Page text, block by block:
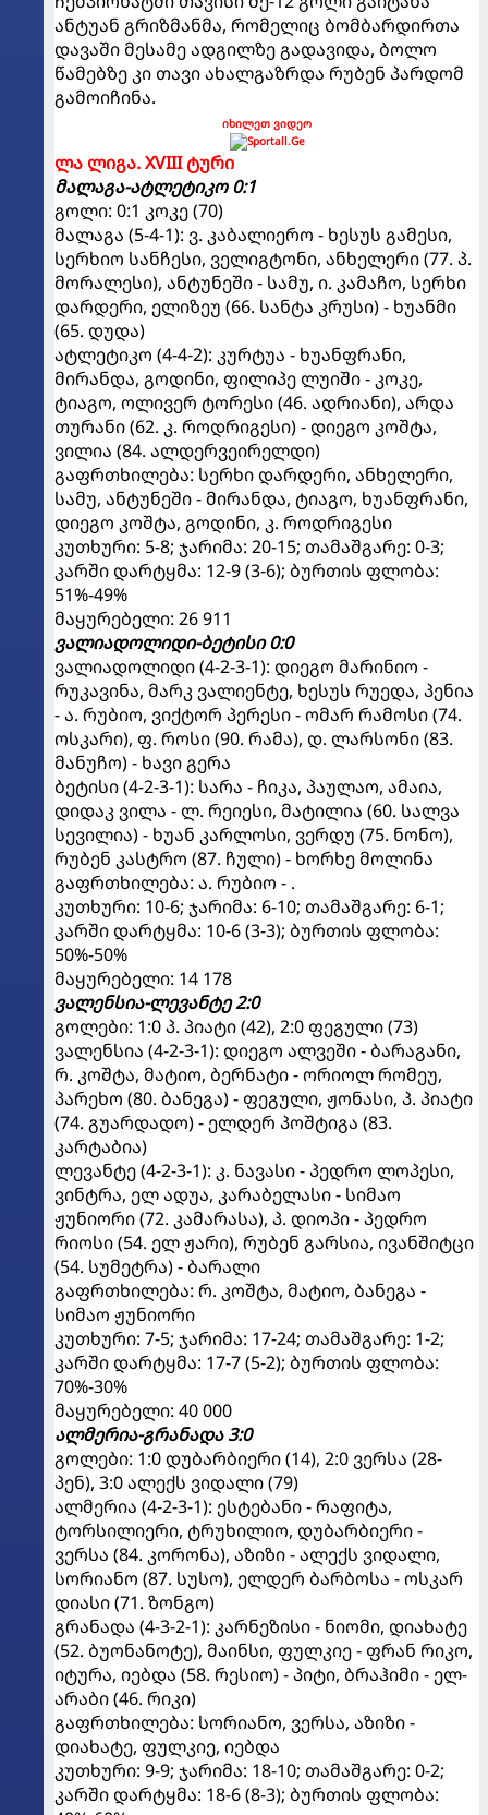
ანტუან გრიზმანმა, რომელიც ბომბარდირთა
დავაში მესამე ადგილზე გადავიდა, ბოლო
წამებზე კი თავი ახალგაზრდა რუბენ პარდომ
გამოიჩინა.
იხილეთ ვიდეო
ლა ლიგა. XVIII ტური
მალაგა-ატლეტიკო 0:1
გოლი: 0:1 კოკე (70)
მალაგა (5-4-1): ვ. კაბალიერო - ხესუს გამესი,
სერხიო სანჩესი, ველიგტონი, ანხელერი (77. პ.
მორალესი), ანტუნეში - სამუ, ი. კამაჩო, სერხი
დარდერი, ელიზეუ (66. სანტა კრუსი) - ხუანმი
(65. დუდა)
ატლეტიკო (4-4-2): კურტუა - ხუანფრანი,
მირანდა, გოდინი, ფილიპე ლუიში - კოკე,
ტიაგო, ოლივერ ტორესი (46. ადრიანი), არდა
თურანი (62. კ. როდრიგესი) - დიეგო კოშტა,
ვილია (84. ალდერვეირელდი)
გაფრთხილება: სერხი დარდერი, ანხელერი,
სამუ, ანტუნეში - მირანდა, ტიაგო, ხუანფრანი,
დიეგო კოშტა, გოდინი, კ. როდრიგესი
კუთხური: 5-8; ჯარიმა: 20-15; თამაშგარე: 0-3;
კარში დარტყმა: 12-9 (3-6); ბურთის ფლობა:
51%-49%
მაყურებელი: 26 911
ვალიადოლიდი-ბეტისი 0:0
ვალიადოლიდი (4-2-3-1): დიეგო მარინიო -
რუკავინა, მარკ ვალიენტე, ხესუს რუედა, პენია
- ა. რუბიო, ვიქტორ პერესი - ომარ რამოსი (74.
ოსკარი), ფ. როსი (90. რამა), დ. ლარსონი (83.
მანუჩო) - ხავი გერა
ბეტისი (4-2-3-1): სარა - ჩიკა, პაულაო, ამაია,
დიდაკ ვილა - ლ. რეიესი, მატილია (60. სალვა
სევილია) - ხუან კარლოსი, ვერდუ (75. ნონო),
რუბენ კასტრო (87. ჩული) - ხორხე მოლინა
გაფრთხილება: ა. რუბიო - .
კუთხური: 10-6; ჯარიმა: 6-10; თამაშგარე: 6-1;
კარში დარტყმა: 10-6 (3-3); ბურთის ფლობა:
50%-50%
მაყურებელი: 14 178
ვალენსია-ლევანტე 2:0
გოლები: 1:0 პ. პიატი (42), 2:0 ფეგული (73)
ვალენსია (4-2-3-1): დიეგო ალვეში - ბარაგანი,
რ. კოშტა, მატიო, ბერნატი - ორიოლ რომეუ,
პარეხო (80. ბანეგა) - ფეგული, ჟონასი, პ. პიატი
(74. გუარდადო) - ელდერ პოშტიგა (83.
კარტაბია)
ლევანტე (4-2-3-1): კ. ნავასი - პედრო ლოპესი,
ვინტრა, ელ ადუა, კარაბელასი - სიმაო
ჟუნიორი (72. კამარასა), პ. დიოპი - პედრო
რიოსი (54. ელ ჟარი), რუბენ გარსია, ივანშიტცი
(54. სუმეტრა) - ბარალი
გაფრთხილება: რ. კოშტა, მატიო, ბანეგა -
სიმაო ჟუნიორი
კუთხური: 7-5; ჯარიმა: 17-24; თამაშგარე: 1-2;
კარში დარტყმა: 17-7 (5-2); ბურთის ფლობა:
70%-30%
მაყურებელი: 40 000
ალმერია-გრანადა 3:0
გოლები: 1:0 დუბარბიერი (14), 2:0 ვერსა (28-
პენ), 3:0 ალექს ვიდალი (79)
ალმერია (4-2-3-1): ესტებანი - რაფიტა,
ტორსილიერი, ტრუხილიო, დუბარბიერი -
ვერსა (84. კორონა), აზიზი - ალექს ვიდალი,
სორიანო (87. სუსო), ელდერ ბარბოსა - ოსკარ
დიასი (71. ზონგო)
გრანადა (4-3-2-1): კარნეზისი - ნიომი, დიახატე
(52. ბუონანოტე), მაინსი, ფულკიე - ფრან რიკო,
იტურა, იებდა (58. რესიო) - პიტი, ბრაჰიმი - ელ-
არაბი (46. რიკი)
გაფრთხილება: სორიანო, ვერსა, აზიზი -
დიახატე, ფულკიე, იებდა
კუთხური: 9-9; ჯარიმა: 18-10; თამაშგარე: 0-2;
კარში დარტყმა: 18-6 (8-3); ბურთის ფლობა: